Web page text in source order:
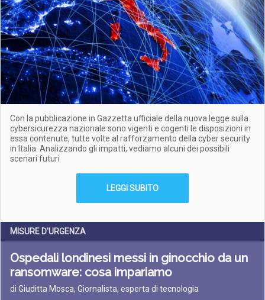
Con la pubblicazione in Gazzetta ufficiale della nuova legge sulla
cybersicurezza nazionale sono vigenti e cogenti le disposizioni in
essa contenute, tutte volte al rafforzamento della cyber security
in Italia. Analizzando gli impatti, vediamo alcuni dei possibili
scenari futuri
LEGGI SUBITO
MISURE D'URGENZA
Ospedali londinesi messi in ginocchio da un
ransomware: cosa impariamo
di Giuditta Mosca, Giornalista, esperta di tecnologia